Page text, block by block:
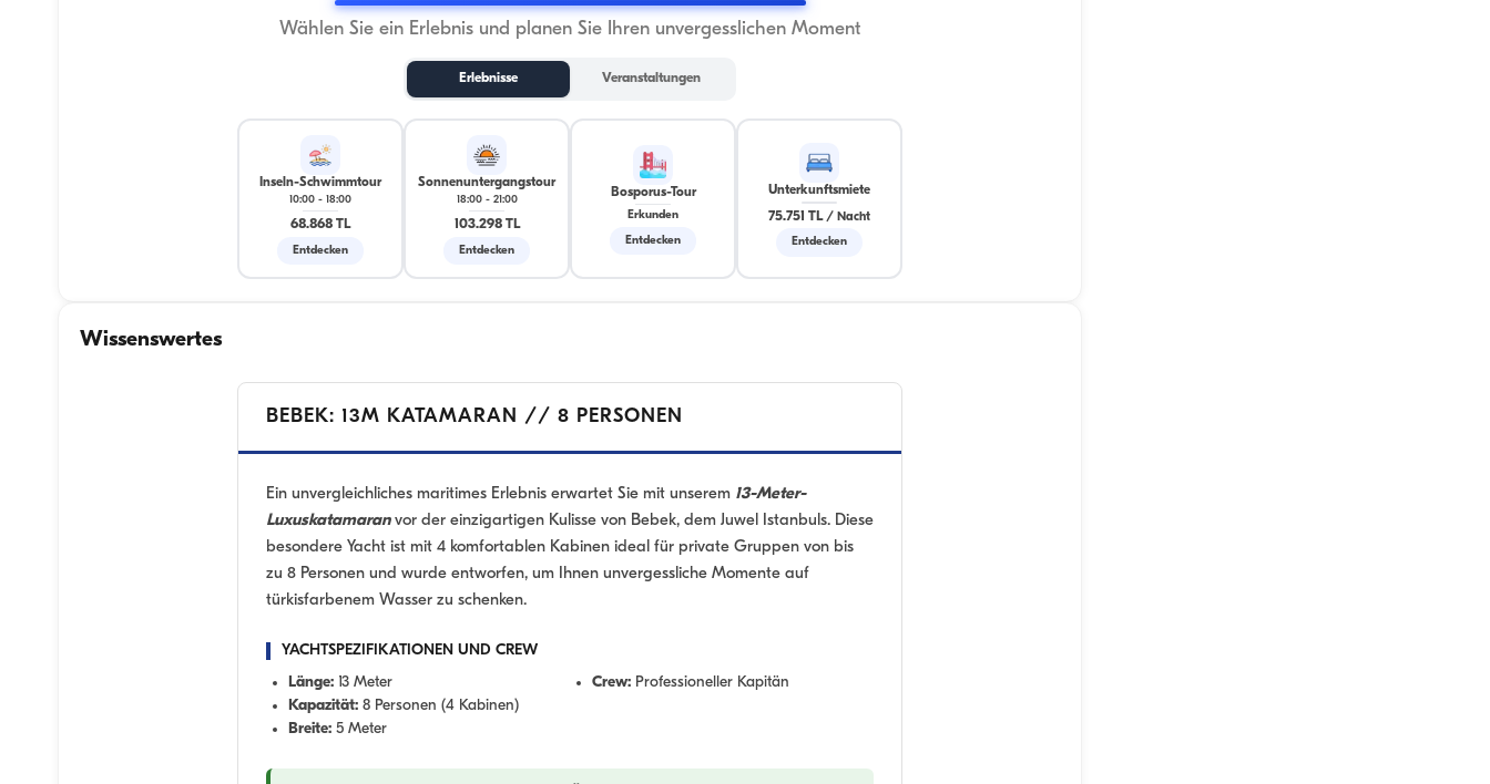
Wählen Sie ein Erlebnis und planen Sie Ihren unvergesslichen Moment
Erlebnisse Veranstaltungen
Inseln-Schwimmtour
10:00 - 18:00
68.868 TL
Entdecken
Sonnenuntergangstour
18:00- 21:00
103.298 TL
Entdecken
Bosporus-Tour
Erkunden
Entdecken
Unterkunftsmiete
75.751 TL/ Nacht
Entdecken
Wissenswertes
BEBEK: 13M KATAMARAN // 8 PERSONEN
Ein unvergleichliches maritimes Erlebnis erwartet Sie mit unserem 13-Meter-
Luxuskatamaranvor der einzigartigen Kulisse von Bebek, dem Juwel Istanbuls. Diese
besondere Yacht ist mit 4 komfortablen Kabinen ideal für private Gruppen von bis
zu 8 Personen und wurde entworfen, um Ihnen unvergessliche Momente auf
türkisfarbenem Wasser zu schenken.
YACHTSPEZIFIKATIONEN UND CREW
Länge: 13 Meter
Kapazität: 8 Personen (4 Kabinen)
Breite: 5 Meter
Crew: Professioneller Kapitän